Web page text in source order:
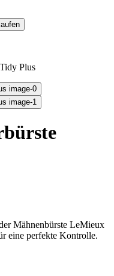
Plus
Mähnenbürste LeMieux
eine perfekte Kontrolle.